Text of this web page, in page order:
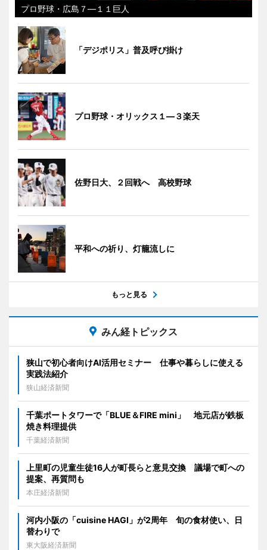
プロ野球・広島７―１１巨人
「デジポリス」普及呼び掛け
プロ野球・オリックス１―３楽天
佐野日大、２回戦へ 高校野球
平和への祈り、灯籠流しに
もっと見る
みん経トピックス
狭山で初心者向けAI活用セミナー 仕事や暮らしに使える
実践法紹介
狭山経済新聞
千葉ポートタワーで「BLUE＆FIRE mini」 地元店が鉄板
焼き料理提供
千葉経済新聞
上里町の児童生徒16人が町長らと意見交換 議場で町への
提案、再質問も
本庄経済新聞
河内小阪の「cuisine HAGI」が2周年 旬の食材使い、日
替わりで
東大阪経済新聞